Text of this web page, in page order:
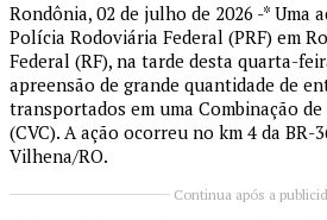
Rondônia, 02 de julho de 2026 -* Uma
Polícia Rodoviária Federal (PRF) em
Federal (RF), na tarde desta quarta-
apreensão de grande quantidade de
transportados em uma Combinação
(CVC). A ação ocorreu no km 4 da BR-
Vilhena/RO.
Continua após a